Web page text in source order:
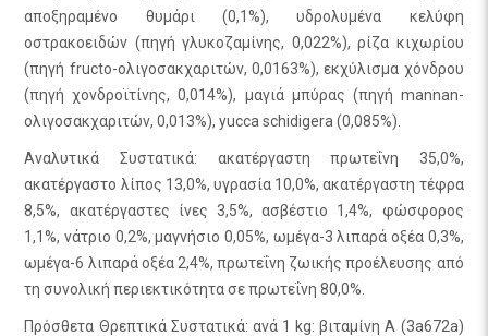
αποξηραμένο θυμάρι (0,1%), υδρολυμένα κελύφη
οστρακοειδών (πηγή γλυκοζαμίνης, 0,022%), ρίζα κιχωρίου
(πηγή fructo-ολιγοσακχαριτών, 0,0163%), εκχύλισμα χόνδρου
(πηγή χονδροϊτίνης, 0,014%), μαγιά μπύρας (πηγή mannan-
ολιγοσακχαριτών, 0,013%), yucca schidigera (0,085%).
Αναλυτικά Συστατικά: ακατέργαστη πρωτεΐνη 35,0%,
ακατέργαστο λίπος 13,0%, υγρασία 10,0%, ακατέργαστη τέφρα
8,5%, ακατέργαστες ίνες 3,5%, ασβέστιο 1,4%, φώσφορος
1,1%, νάτριο 0,2%, μαγνήσιο 0,05%, ωμέγα-3 λιπαρά οξέα 0,3%,
ωμέγα-6 λιπαρά οξέα 2,4%, πρωτεΐνη ζωικής προέλευσης από
τη συνολική περιεκτικότητα σε πρωτεΐνη 80,0%.
Πρόσθετα Θρεπτικά Συστατικά: ανά 1 kg: βιταμίνη A (3a672a)